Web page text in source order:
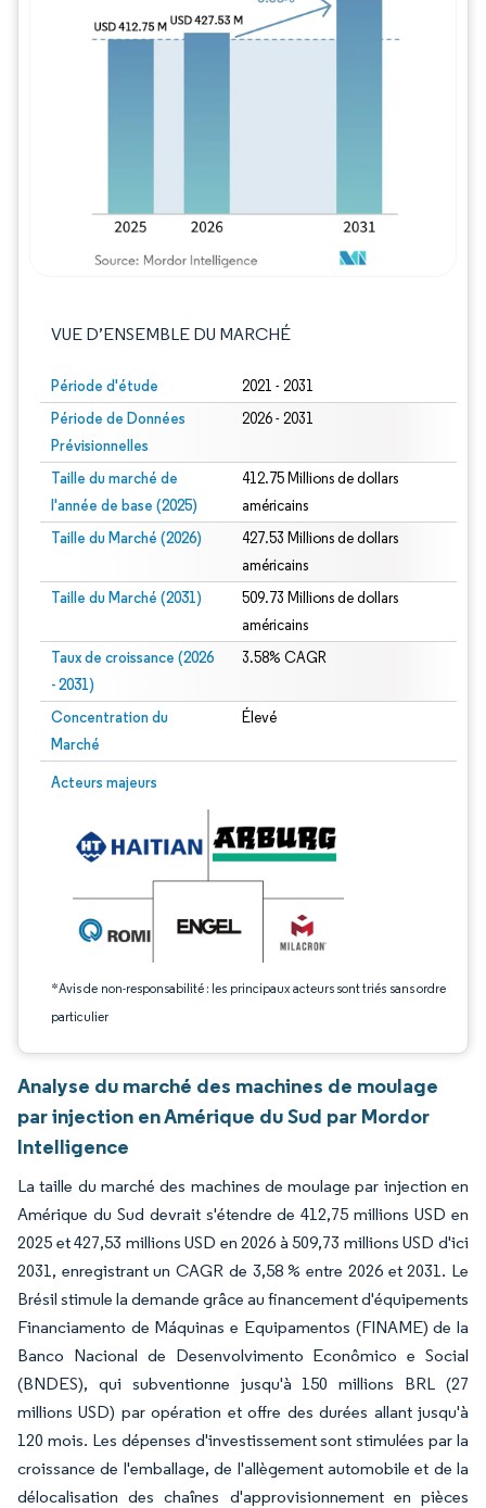
VUE D’ENSEMBLE DU MARCHÉ
Période d'étude 2021 - 2031
Période de Données
Prévisionnelles
2026 - 2031
Taille du marché de
l'année de base (2025)
412.75 Millions de dollars
américains
Taille du Marché (2026)
427.53 Millions de dollars
américains
Taille du Marché (2031)
509.73 Millions de dollars
américains
Taux de croissance (2026
- 2031)
3.58% CAGR
Concentration du
Marché
Élevé
Acteurs majeurs
*Avis de non-responsabilité : les principaux acteurs sont triés sans ordre
particulier
Image © Mordor Intelligence. La réutilisation nécessite une attribution sous CC
Analyse du marché des machines de moulage
par injection en Amérique du Sud par Mordor
Intelligence
La taille du marché des machines de moulage par injection en
Amérique du Sud devrait s'étendre de 412,75 millions USD en
2025 et 427,53 millions USD en 2026 à 509,73 millions USD d'ici
2031, enregistrant un CAGR de 3,58 % entre 2026 et 2031. Le
Brésil stimule la demande grâce au financement d'équipements
Financiamento de Máquinas e Equipamentos (FINAME) de la
Banco Nacional de Desenvolvimento Econômico e Social
(BNDES), qui subventionne jusqu'à 150 millions BRL (27
millions USD) par opération et offre des durées allant jusqu'à
120 mois. Les dépenses d'investissement sont stimulées par la
croissance de l'emballage, de l'allègement automobile et de la
délocalisation des chaînes d'approvisionnement en pièces